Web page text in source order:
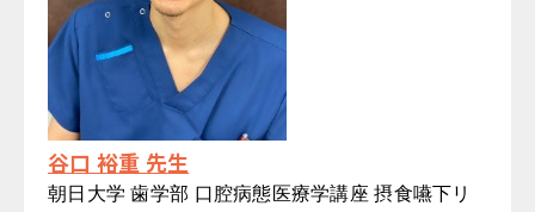
谷口 裕重 先生
朝日大学 歯学部 口腔病態医療学講座 摂食嚥下リ